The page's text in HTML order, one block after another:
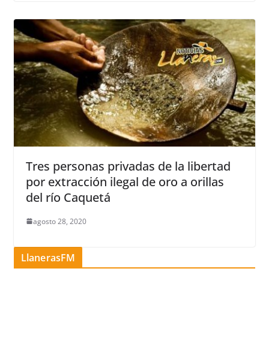
Tres personas privadas de la libertad
por extracción ilegal de oro a orillas
del río Caquetá
agosto 28, 2020
LlanerasFM